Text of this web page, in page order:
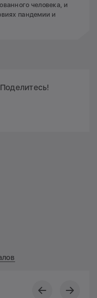
человека, и
пандемии и